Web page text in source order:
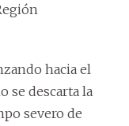
hacia el
se descarta la
severo de